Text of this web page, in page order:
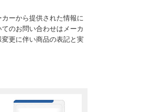
ーから提供された情報に
のお問い合わせはメーカ
更に伴い商品の表記と実